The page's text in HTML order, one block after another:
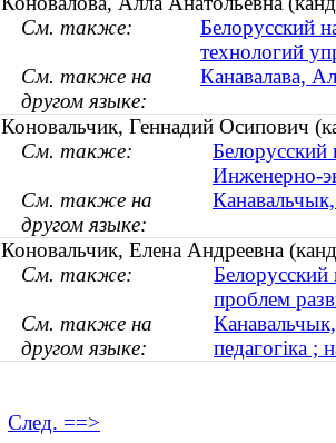
См. также:
Белорусский
технологий
См. также на
другом языке:
Канавалава,
Коновальчик, Геннадий Осипович
См. также:
Белорусский
Инженерно-
См. также на
другом языке:
Коновальчик, Елена Андреевна
См. также:
Белорусский
проблем
См. также на
другом языке:
педагогіка ;
След. ==>